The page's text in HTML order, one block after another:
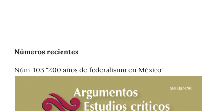
Números recientes
Núm. 103 "200 años de federalismo en México"